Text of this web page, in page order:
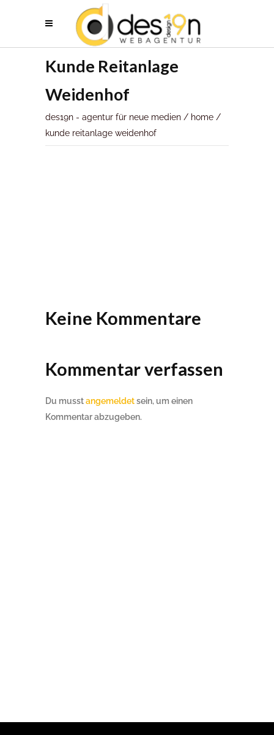
Kunde Reitanlage
Weidenhof
des19n - agentur für neue medien / home /
kunde reitanlage weidenhof
Keine Kommentare
Kommentar verfassen
Du musstangemeldetsein, um einen
Kommentar abzugeben.